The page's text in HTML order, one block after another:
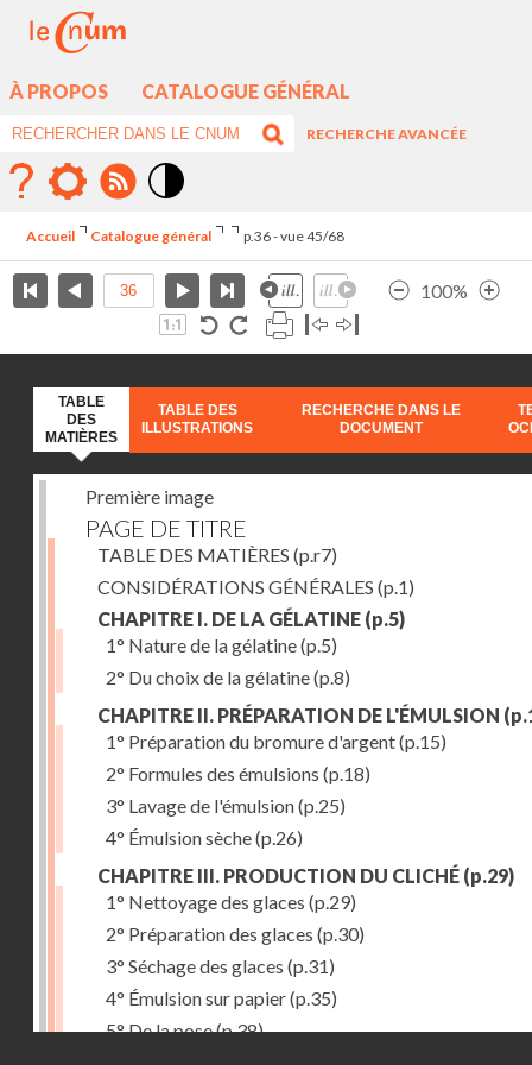
À PROPOS CATALOGUE GÉNÉRAL
RECHERCHE AVANCÉE
élévé
Accueil Catalogue général p.36 - vue 45/68
100%
TABLE
DES
MATIÈRES
TABLE DES
ILLUSTRATIONS
RECHERCHE DANS LE
DOCUMENT
Première image
PAGE DE TITRE
TABLE DES MATIÈRES (p.r7)
CONSIDÉRATIONS GÉNÉRALES (p.1)
CHAPITRE I. DE LA GÉLATINE (p.5)
1° Nature de la gélatine(p.5)
2° Du choix de la gélatine(p.8)
CHAPITRE II. PRÉPARATION DE L'ÉMULSION
1° Préparation du bromure d'argent(p.15)
2° Formules des émulsions (p.18)
3° Lavage de l'émulsion(p.25)
4° Émulsion sèche(p.26)
CHAPITRE III. PRODUCTION DU CLICHÉ (p.29)
1° Nettoyage des glaces (p.29)
2° Préparation des glaces (p.30)
3° Séchage des glaces (p.31)
4° Émulsion sur papier(p.35)
5° De la pose(p.38)